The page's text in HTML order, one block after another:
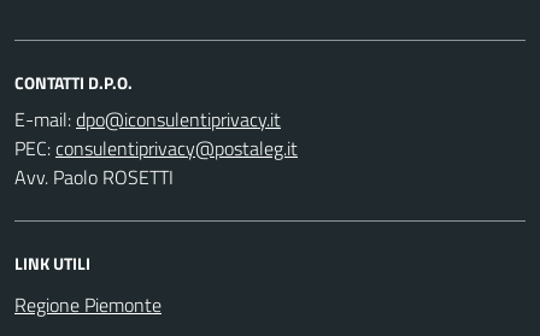
CONTATTI D.P.O.
E-mail:
PEC:
Avv. Paolo ROSETTI
LINK UTILI
Regione Piemonte